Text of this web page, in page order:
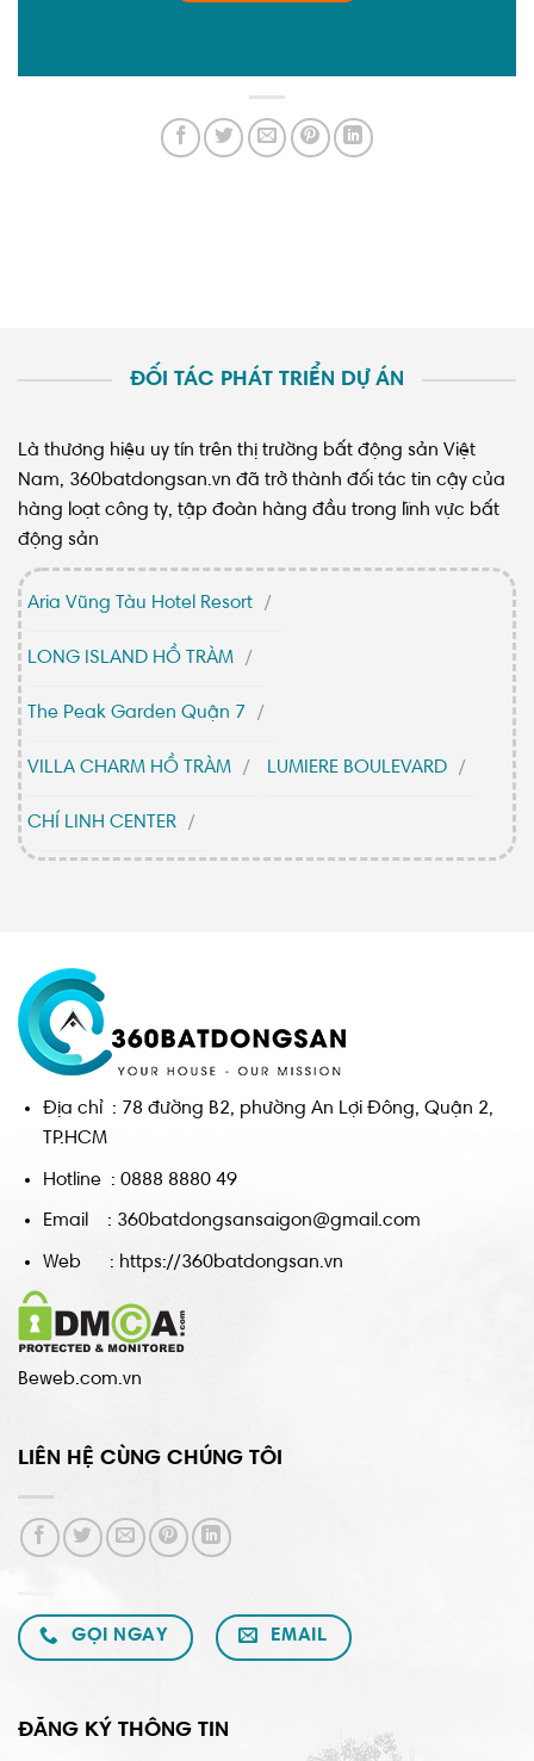
ĐỐI TÁC PHÁT TRIỂN DỰ ÁN
Là thương hiệu uy tín trên thị trường bất động sản Việt
Nam, 360batdongsan.vn đã trở thành đối tác tin cậy của
hàng loạt công ty, tập đoàn hàng đầu trong lĩnh vực bất
động sản
Aria Vũng Tàu Hotel Resort
LONG ISLAND HỒ TRÀM
The Peak Garden Quận 7
VILLA CHARM HỒ TRÀM LUMIERE BOULEVARD
CHÍ LINH CENTER
Địa chỉ : 78 đường B2, phường An Lợi Đông, Quận 2,
TP.HCM
Hotline : 0888 8880 49
Email : 360batdongsansaigon@gmail.com
Web : https://360batdongsan.vn
Beweb.com.vn
LIÊN HỆ CÙNG CHÚNG TÔI
GỌI NGAY EMAIL
ĐĂNG KÝ THÔNG TIN